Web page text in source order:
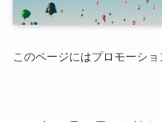
このページにはプロモーシ